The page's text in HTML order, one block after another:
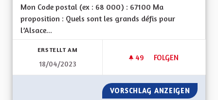
Mon Code postal (ex : 68 000) : 67100 Ma
proposition : Quels sont les grands défis pour
l’Alsace...
ERSTELLT AM
18/04/2023
49 49 FOLLOWER
FOLGEN
RÉGION ALSACE
VORSCHLAG ANZEIGEN